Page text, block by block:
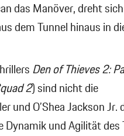
das Manöver, dreht
dem Tunnel hinaus in
Den of Thieves 2:
2) sind nicht die
und O’Shea Jackson Jr.
und Agilität des